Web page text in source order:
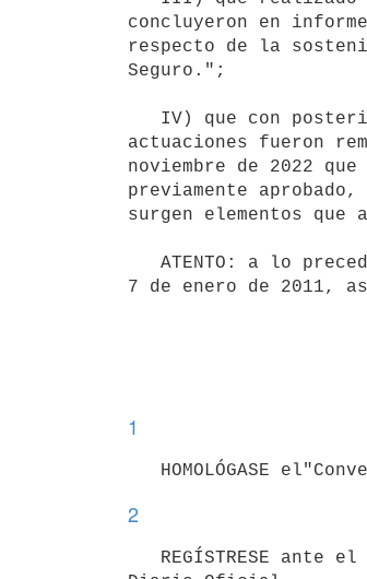
concluyeron en
respecto de la
Seguro.";
actuaciones fueron
noviembre de 2022
previamente
surgen elementos
7 de enero de 2011,
1
2